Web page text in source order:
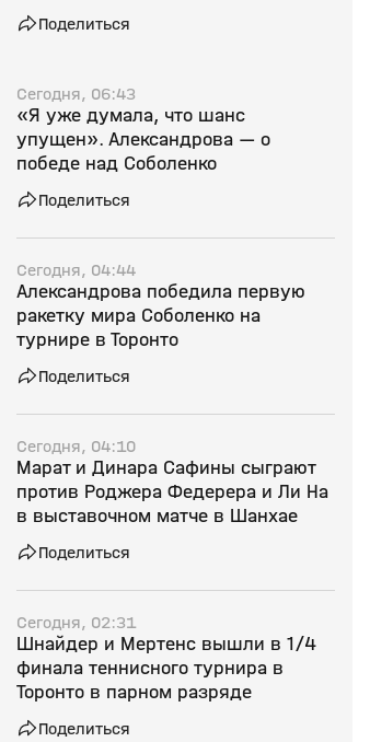
Поделиться
Сегодня, 06:43
«Я уже думала, что шанс
упущен». Александрова — о
победе над Соболенко
Поделиться
Сегодня, 04:44
Александрова победила первую
ракетку мира Соболенко на
турнире в Торонто
Поделиться
Сегодня, 04:10
Марат и Динара Сафины сыграют
против Роджера Федерера и Ли На
в выставочном матче в Шанхае
Поделиться
Сегодня, 02:31
Шнайдер и Мертенс вышли в 1/4
финала теннисного турнира в
Торонто в парном разряде
Поделиться